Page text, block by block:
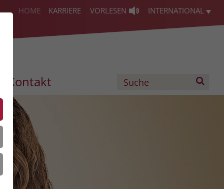
HOME KARRIERE VORLESEN INTERNATIONAL
Kontakt